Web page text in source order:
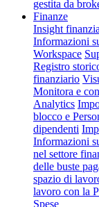
gestita da
Finanze
Insight
Informazioni
Workspace
Registro
finanziario
Monitora e
Analytics
blocco e
dipendenti
Informazioni
nel settore
delle buste
spazio di
lavoro con la
Spese